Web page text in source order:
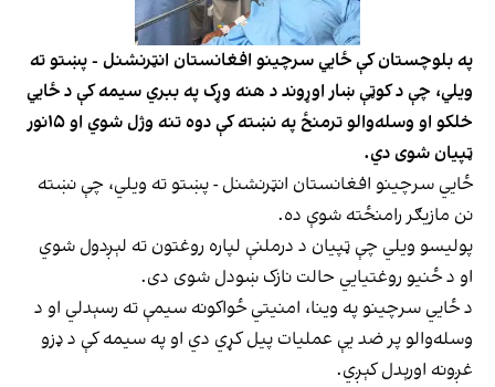
په بلوچستان کې ځایي سرچینو افغانستان انټرنشنل - پښتو ته
ویلي، چې د کوټې ښار اوړوند د هنه وړک په ببري سیمه کې د ځايي
خلکو او وسله‌والو ترمنځ په نښته کې دوه تنه وژل شوي او ۱۵نور
ټپیان شوی دي.
ځايي سرچینو افغانستان انټرنشنل - پښتو ته ویلي، چې نښته
نن مازيګر رامنځته شوې ده.
پولیسو ویلي چې ټپیان د درملنې لپاره روغتون ته لېږدول شوي
او د ځنیو روغتیایي حالت نازک ښودل شوی دی.
د ځايي سرچینو په وینا، امنیتي ځواکونه سیمې ته رسېدلي او د
وسله‌والو پر ضد یې عملیات پیل کړي دي او په سیمه کې د ډزو
غږونه اورېدل کېږي.